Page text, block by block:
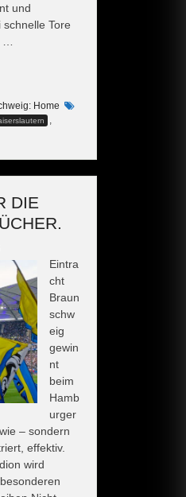
und
Tore
Home
,
DIE
Eintra
cht
Braun
schw
eig
gewin
nt
beim
Hamb
urger
– sondern
effektiv.
wird